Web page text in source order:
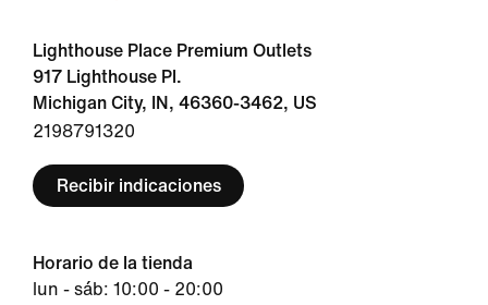
Lighthouse Place Premium Outlets
917 Lighthouse Pl.
Michigan City, IN, 46360-3462, US
2198791320
Recibir indicaciones
Horario de la tienda
lun - sáb: 10:00 - 20:00